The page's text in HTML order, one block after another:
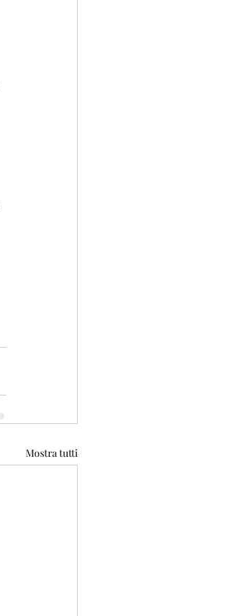
Mostra tutti